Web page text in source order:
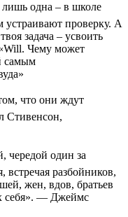
одна – в школе
устраивают проверку. А
задача – усвоить
Чему может
самым
что они ждут
Стивенсон,
один за
разбойников,
жен, вдов, братьев
себя». — Джеймс